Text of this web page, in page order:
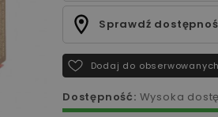
Sprawdź
Dodaj do obserwowanych
Dostępność: Wysoka